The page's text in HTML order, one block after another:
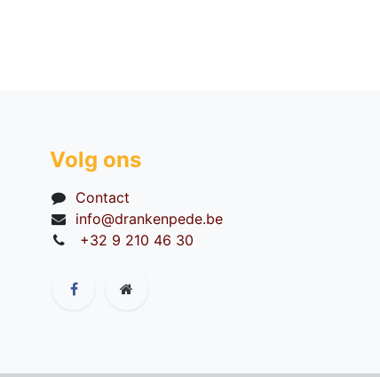
Volg ons
Contact
info@drankenpede.be
+32 9 210 46 30